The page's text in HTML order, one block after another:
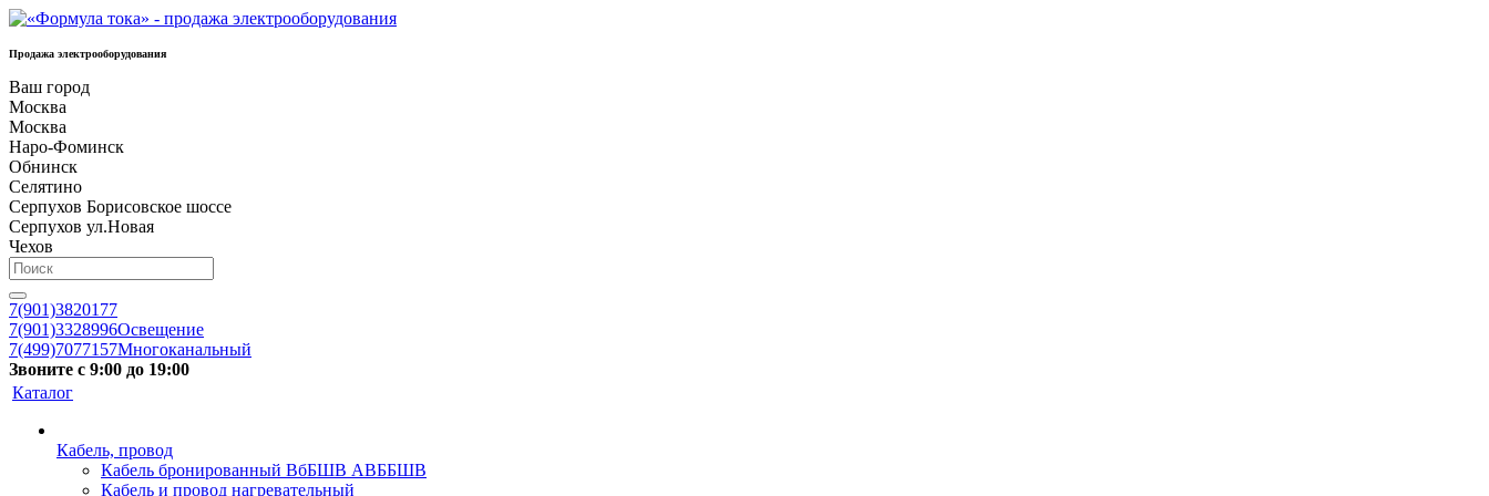
Продажа электрооборудования
Ваш город
Москва
Москва
Наро-Фоминск
Обнинск
Селятино
Серпухов Борисовское шоссе
Серпухов ул.Новая
Чехов
7(901)3820177
7(901)3328996Освещение
7(499)7077157Многоканальный
Звоните с 9:00 до 19:00
Каталог
Кабель, провод
Кабель бронированный ВбБШВ АВББШВ
Кабель и провод нагревательный